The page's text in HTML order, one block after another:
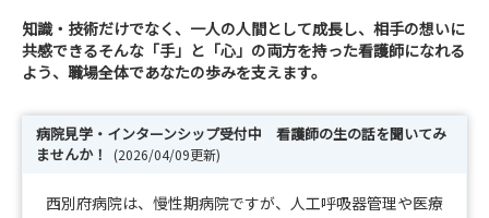
知識・技術だけでなく、一人の人間として成長し、相手の想いに
共感できるそんな「手」と「心」の両方を持った看護師になれる
よう、職場全体であなたの歩みを支えます。
病院見学・インターンシップ受付中 看護師の生の話を聞いてみ
ませんか！
(2026/04/09更新)
西別府病院は、慢性期病院ですが、人工呼吸器管理や医療